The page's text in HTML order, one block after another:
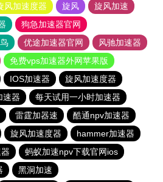
风加速度器 旋风
旋风加速
狗急加速器官网
优途加速器官网
风驰加速器
免费vps加速器外网苹果版
IOS加速器
旋风加速度器
速器
每天试用一小时加速器
雷霆加器速
酷通npv加速器
旋风加速度器
hammer加速器
蚂蚁加速npv下载官网ios
黑洞加速